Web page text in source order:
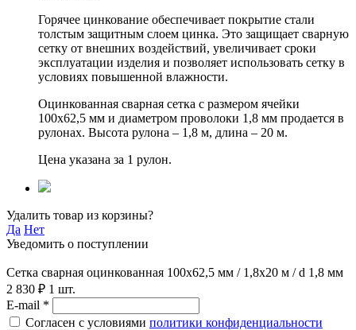
Горячее цинкование обеспечивает покрытие стали
толстым защитным слоем цинка. Это защищает сварную
сетку от внешних воздействий, увеличивает сроки
эксплуатации изделия и позволяет использовать сетку в
условиях повышенной влажности.
Оцинкованная сварная сетка с размером ячейки
100х62,5 мм и диаметром проволоки 1,8 мм продается в
рулонах. Высота рулона – 1,8 м, длина – 20 м.
Цена указана за 1 рулон.
Удалить товар из корзины?
Да Нет
Уведомить о поступлении
Сетка сварная оцинкованная 100х62,5 мм / 1,8х20 м / d 1,8 мм
2 830 ₽ 1 шт.
E-mail *
Согласен с условиями политики конфиденциальности